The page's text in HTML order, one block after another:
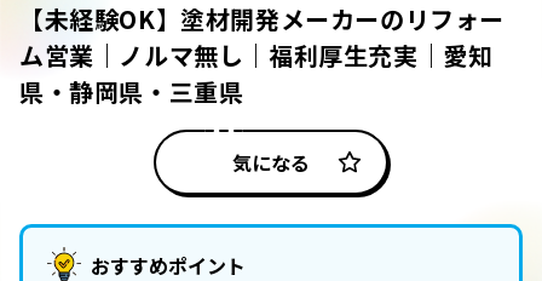
【未経験OK】塗材開発メーカーのリフォー
ム営業｜ノルマ無し｜福利厚生充実｜愛知
県・静岡県・三重県
気になる
おすすめポイント